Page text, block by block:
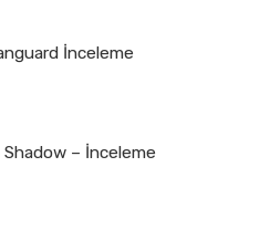
İnceleme
Shadow – İnceleme